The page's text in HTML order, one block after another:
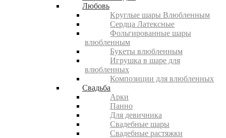
Любовь
Круглые шары Влюбленным
Сердца Латексные
Фольгированные шары
влюбленным
Букеты влюбленным
Игрушка в шаре для
влюбленных
Композиции для влюбленных
Свадьба
Арки
Панно
Для девичника
Свадебные шары
Свадебные растяжки